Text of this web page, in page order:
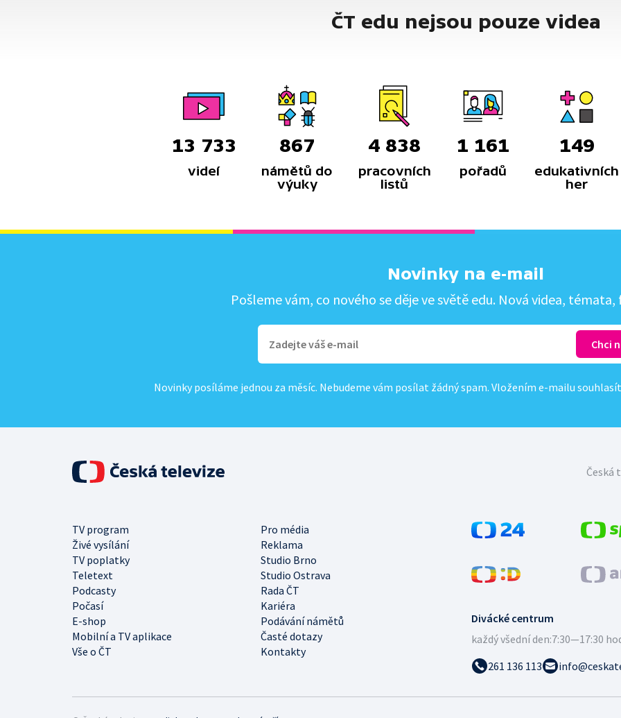
ČT edu nejsou pouze videa
13 733
videí
867
námětů do
výuky
4 838
pracovních
listů
1 161
pořadů
149
edukativních
her
Novinky na e-mail
Pošleme vám, co nového se děje ve světě edu. Nová videa, témata,
Novinky posíláme jednou za měsíc. Nebudeme vám posílat žádný spam. Vložením e-mailu